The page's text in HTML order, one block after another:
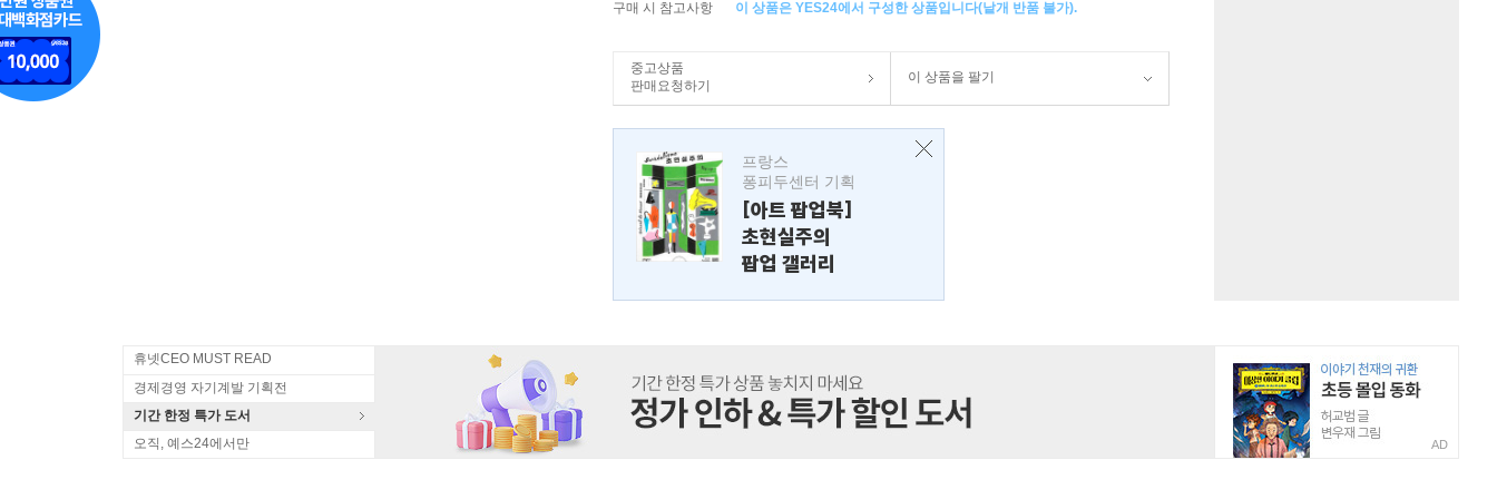
구매 시 참고사항 이 상품은 YES24에서 구성한 상품입니다(낱개 반품 불가).
중고상품
판매요청하기
이 상품을 팔기
프랑스
퐁피두센터 기획
[아트 팝업북]
초현실주의
팝업 갤러리
휴넷CEO MUST READ
경제경영 자기계발 기획전
기간 한정 특가 도서
오직, 예스24에서만
AD